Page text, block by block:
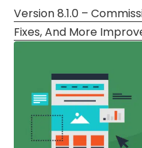
Version 8.1.0 –
Fixes, And More